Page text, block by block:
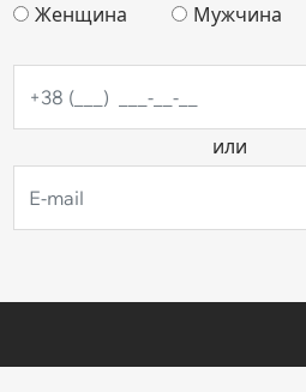
Женщина Мужчина
или